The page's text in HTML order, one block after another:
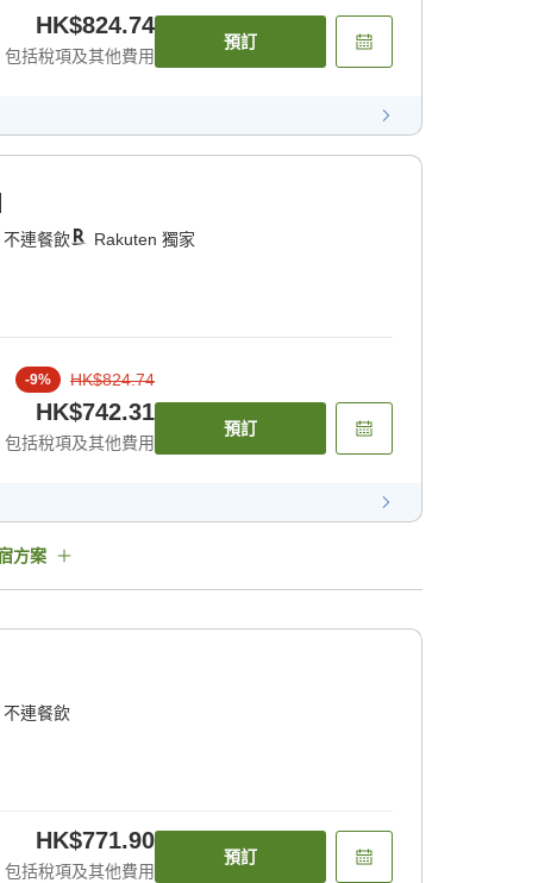
HK$824.74
包括稅項及其他費用
預訂
不連餐飲 Rakuten 獨家
-9% HK$824.74
HK$742.31
包括稅項及其他費用
預訂
方案
不連餐飲
HK$771.90
包括稅項及其他費用
預訂